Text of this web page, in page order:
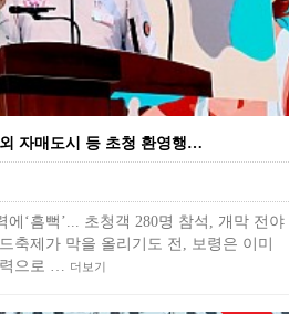
자매도시 등 초청 환영행…
‘흠뻑’... 초청객 280명 참석, 개막 전야
축제가 막을 올리기도 전, 보령은 이미
으로 … 더보기